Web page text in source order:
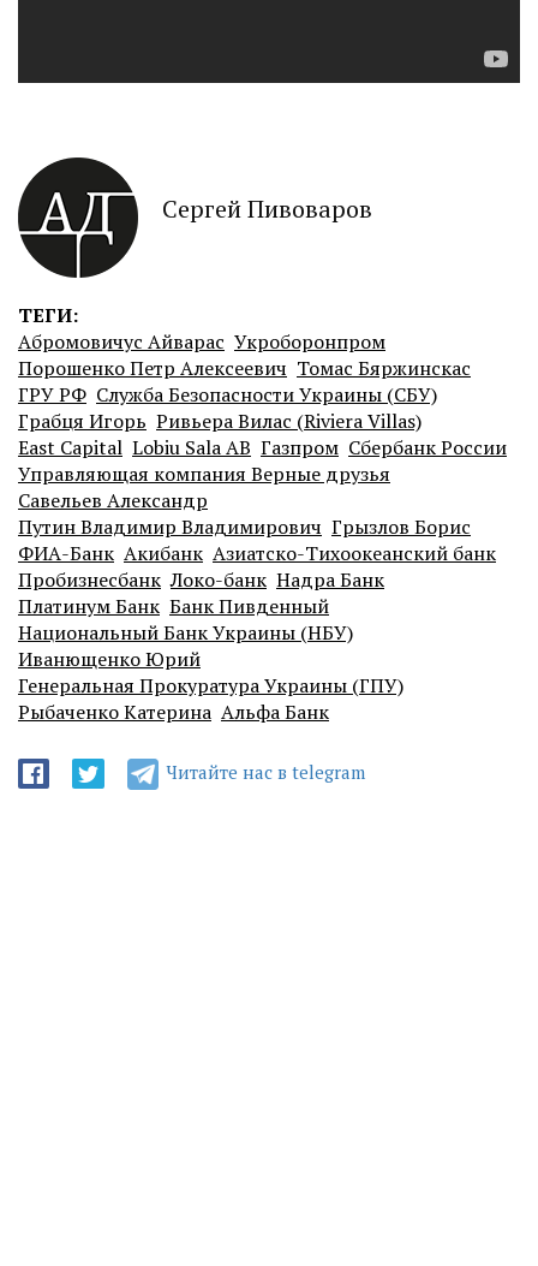
Сергей Пивоваров
ТЕГИ:
Абромовичус Айварас Укроборонпром
Порошенко Петр Алексеевич Томас Бяржинскас
ГРУ РФ Служба Безопасности Украины (СБУ)
Грабця Игорь Ривьера Вилас (Riviera Villas)
East Capital Lobiu Sala AB Газпром Сбербанк России
Управляющая компания Верные друзья
Савельев Александр
Путин Владимир Владимирович Грызлов Борис
ФИА-Банк Акибанк Азиатско-Тихоокеанский банк
Пробизнесбанк Локо-банк Надра Банк
Платинум Банк Банк Пивденный
Национальный Банк Украины (НБУ)
Иванющенко Юрий
Генеральная Прокуратура Украины (ГПУ)
Рыбаченко Катерина Альфа Банк
Читайте нас в telegram